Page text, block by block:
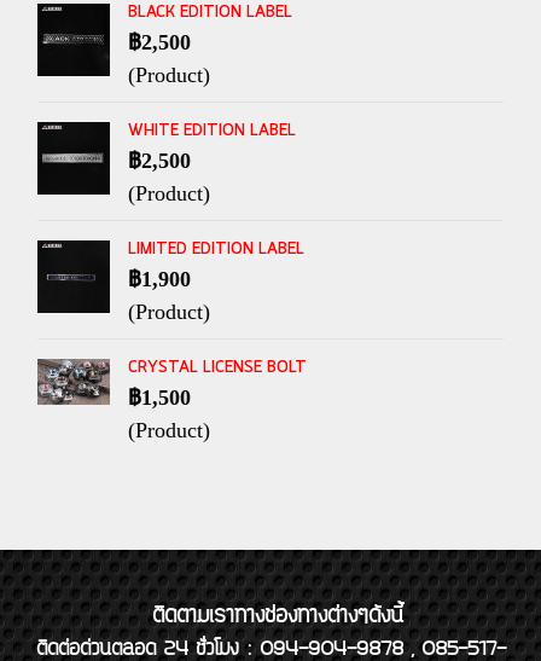
BLACK EDITION LABEL
฿2,500
(Product)
WHITE EDITION LABEL
฿2,500
(Product)
LIMITED EDITION LABEL
฿1,900
(Product)
CRYSTAL LICENSE BOLT
฿1,500
(Product)
ติดตามเราทางช่องทางต่างๆดังนี้
ติดต่อด่วนตลอด 24 ชั่วโมง : 094-904-9878 , 085-517-